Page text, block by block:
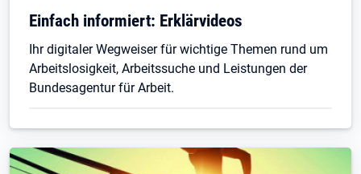
Einfach informiert: Erklärvideos
Ihr digitaler Wegweiser für wichtige Themen rund um
Arbeitslosigkeit, Arbeitssuche und Leistungen der
Bundesagentur für Arbeit.